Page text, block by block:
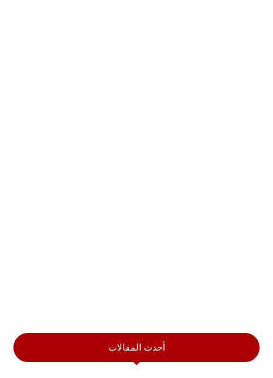
أحدث المقالات